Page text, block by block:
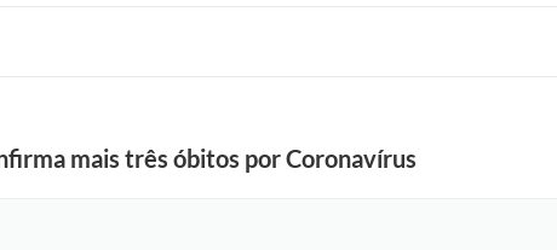
mais três óbitos por Coronavírus